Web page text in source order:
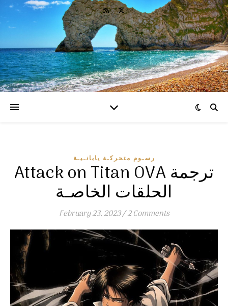
رسـوم متحركـة يابانـيـة
Attack on Titan OVA ترجمة
الحلقات الخاصـة
February 23, 2023/2 Comments